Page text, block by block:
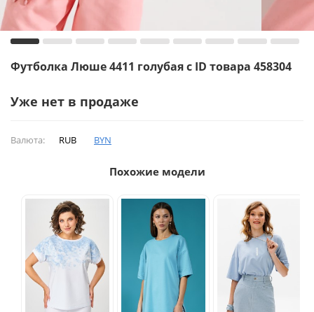
Футболка Люше 4411 голубая с ID товара 458304
Уже нет в продаже
Валюта: RUB BYN
Похожие модели